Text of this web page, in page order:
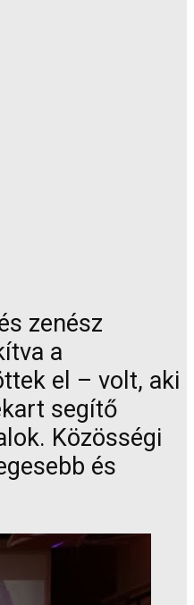
zenész
a
el – volt, aki
segítő
Közösségi
és